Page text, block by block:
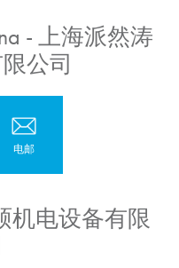
- 上海派然涛
公司
机电设备有限